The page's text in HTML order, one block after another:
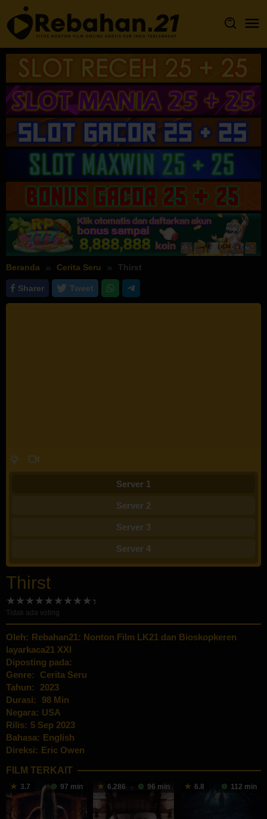
Loncat
ke
konten
Beranda Cerita Seru Thirst
Sharer Tweet
Server 1
Server 2
Server 3
Server 4
Thirst
Tidak ada voting
Oleh: Rebahan21: Nonton Film LK21 dan Bioskopkeren
layarkaca21 XXI
Diposting pada:
Genre:
Cerita Seru
Tahun:
2023
Durasi:
98 Min
Negara: USA
Rilis: 5 Sep 2023
Bahasa: English
Direksi: Eric Owen
FILM TERKAIT
3.7 97 min 6.286 96 min 6.8 112 min